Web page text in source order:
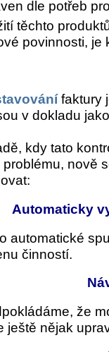
dle potřeb
těchto
povinnosti, je
faktury
v dokladu
kdy tato
problému, nově
Automaticky
automatické
činností.
že
ještě nějak